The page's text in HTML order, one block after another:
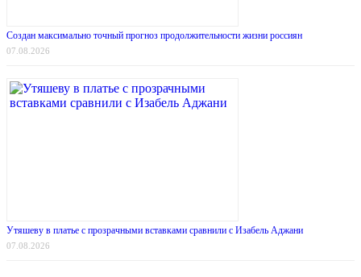
Создан максимально точный прогноз продолжительности жизни россиян
07.08.2026
Утяшеву в платье с прозрачными вставками сравнили с Изабель Аджани
07.08.2026